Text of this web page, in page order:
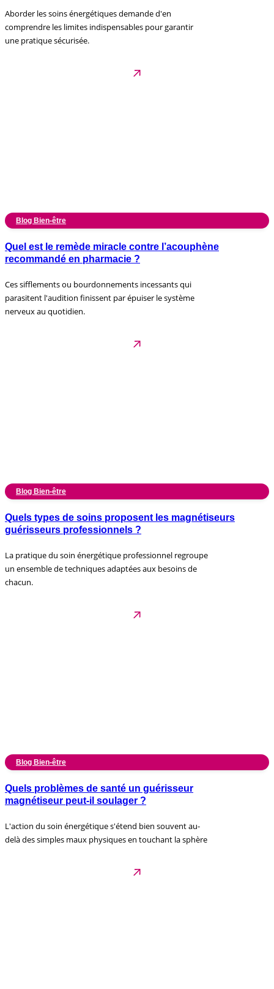
Aborder les soins énergétiques demande d'en
comprendre les limites indispensables pour garantir
une pratique sécurisée.
Blog Bien-être
Quel est le remède miracle contre l’acouphène
recommandé en pharmacie ?
Ces sifflements ou bourdonnements incessants qui
parasitent l'audition finissent par épuiser le système
nerveux au quotidien.
Blog Bien-être
Quels types de soins proposent les magnétiseurs
guérisseurs professionnels ?
La pratique du soin énergétique professionnel regroupe
un ensemble de techniques adaptées aux besoins de
chacun.
Blog Bien-être
Quels problèmes de santé un guérisseur
magnétiseur peut-il soulager ?
L'action du soin énergétique s'étend bien souvent au-
delà des simples maux physiques en touchant la sphère